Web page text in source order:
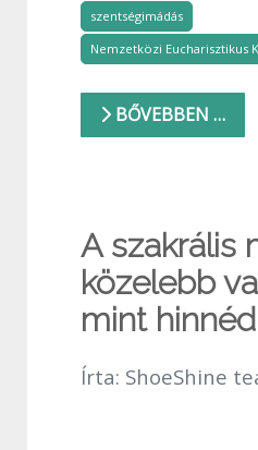
szentségimádás
Nemzetközi Eucharisztikus
BŐVEBBEN …
A szakrális
közelebb
mint
Írta: ShoeShine